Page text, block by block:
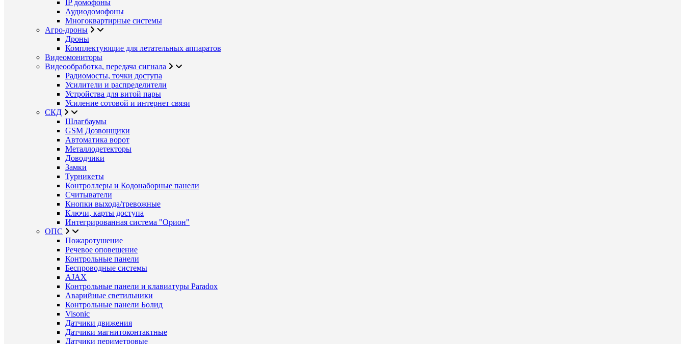
IP домофоны
Аудиодомофоны
Многоквартирные системы
Агро-дроны
Дроны
Комплектующие для летательных аппаратов
Видеомониторы
Видеообработка, передача сигнала
Радиомосты, точки доступа
Усилители и распределители
Устройства для витой пары
Усиление сотовой и интернет связи
СКД
Шлагбаумы
GSM Дозвонщики
Автоматика ворот
Металлодетекторы
Доводчики
Замки
Турникеты
Контроллеры и Кодонаборные панели
Считыватели
Кнопки выхода/тревожные
Ключи, карты доступа
Интегрированная система "Орион"
ОПС
Пожаротушение
Речевое оповещение
Контрольные панели
Беспроводные системы
AJAX
Контрольные панели и клавиатуры Paradox
Аварийные светильники
Контрольные панели Болид
Visonic
Датчики движения
Датчики магнитоконтактные
Датчики периметровые